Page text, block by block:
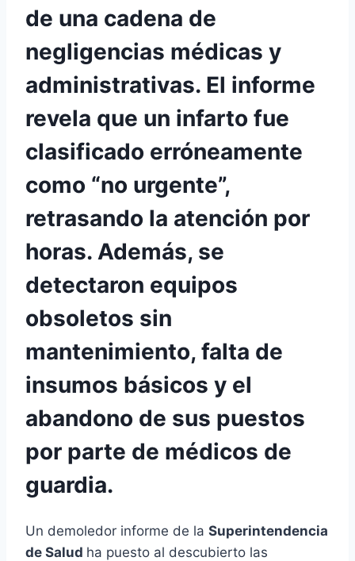
de una cadena de
negligencias médicas y
administrativas. El informe
revela que un infarto fue
clasificado erróneamente
como “no urgente”,
retrasando la atención por
horas. Además, se
detectaron equipos
obsoletos sin
mantenimiento, falta de
insumos básicos y el
abandono de sus puestos
por parte de médicos de
guardia.
Un demoledor informe de la Superintendencia
de Salud ha puesto al descubierto las